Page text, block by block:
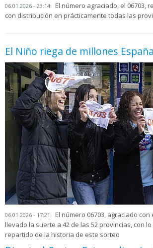
06.01.2026 - 23:14
El número agraciado, el 06703,
con distribución en prácticamente todas las
El Niño riega de millones
06.01.2026 - 17:21
El número 06703, agraciado
llevado la suerte a 42 de las 52 provincias, con
repartido de la historia de este sorteo